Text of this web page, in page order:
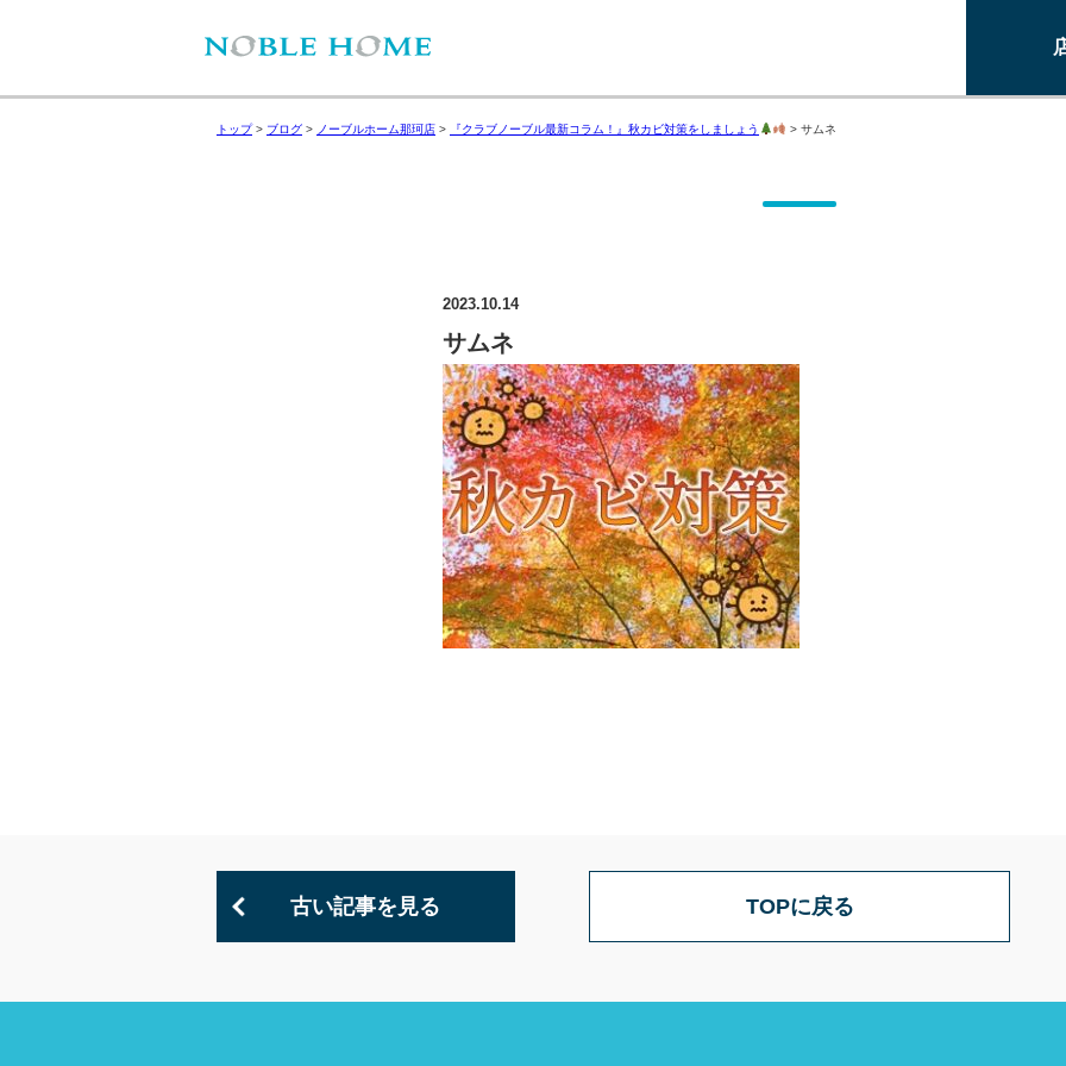
トップ> ブログ > ノーブルホーム那珂店 > 『クラブノーブル最新コラム！』秋カビ対策をしましょう > サムネ
2023.10.14
サムネ
古い記事を見る TOPに戻る